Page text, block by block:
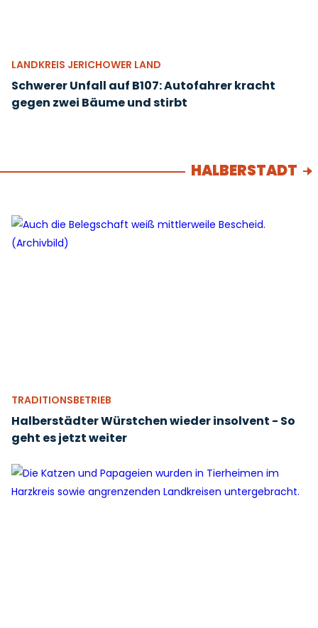
LANDKREIS JERICHOWER LAND
Schwerer Unfall auf B107: Autofahrer kracht
gegen zwei Bäume und stirbt
HALBERSTADT
TRADITIONSBETRIEB
Halberstädter Würstchen wieder insolvent - So
geht es jetzt weiter